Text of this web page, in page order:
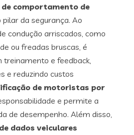
comportamento de
pilar da segurança. Ao
condução arriscados, como
ou freadas bruscas, é
e feedback,
e reduzindo custos
de motoristas por
e permite a
de desempenho. Além disso,
dados veiculares